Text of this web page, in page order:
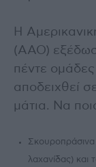
Η
(ΑΑΟ)
πέντε ομάδες
αποδειχθεί
μάτια. Να
λαχανίδας) και